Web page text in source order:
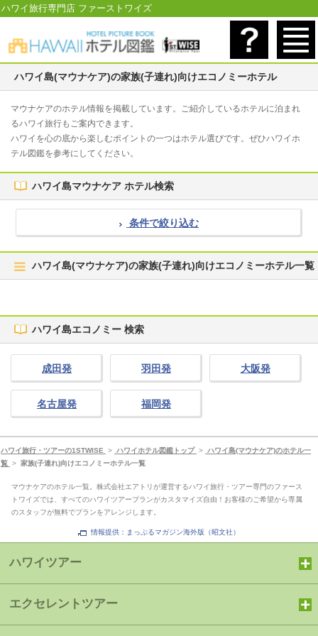
ハワイ旅行専門店 ファーストワイズ
ハワイ島(マウナケア)の家族(子連れ)向けエコノミーホテル
マウナケアのホテル情報を掲載しています。ご紹介しているホテルに泊まれ
るハワイ旅行もご案内できます。
ハワイを心の底から楽しむポイントの一つはホテル選びです。ぜひハワイホ
テル図鑑を参考にしてください。
ハワイ島マウナケア ホテル検索
条件で絞り込む
ハワイ島(マウナケア)の家族(子連れ)向けエコノミーホテル一覧
ハワイ島エコノミー 検索
成田発 羽田発 大阪発
名古屋発 福岡発
ハワイ旅行・ツアーの1STWISE > ハワイホテル図鑑トップ > ハワイ島(マウナケア)のホテル一
覧 >家族(子連れ)向けエコノミーホテル一覧
マウナケアのホテル一覧。株式会社エアトリが運営するハワイ旅行・ツアー専門のファース
トワイズでは、すべてのハワイツアープランがカスタマイズ自由！お客様のご希望から専属
のスタッフが無料でプランをアレンジします。
情報提供：まっぷるマガジン海外版（昭文社）
ハワイツアー
エクセレントツアー